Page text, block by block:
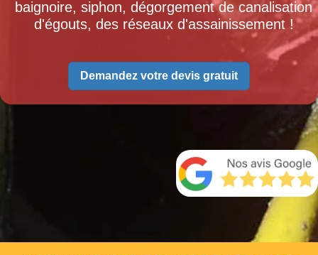
baignoire, siphon, dégorgement de canalisation
d'égouts, des réseaux d'assainissement !
Demandez votre devis gratuit